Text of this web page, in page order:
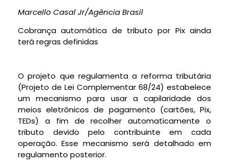
Marcello Casal Jr/Agência Brasil
Cobrança automática de tributo por Pix ainda
terá regras definidas
O projeto que regulamenta a reforma tributária
(Projeto de Lei Complementar 68/24) estabelece
um mecanismo para usar a capilaridade dos
meios eletrônicos de pagamento (cartões, Pix,
TEDs) a fim de recolher automaticamente o
tributo devido pelo contribuinte em cada
operação. Esse mecanismo será detalhado em
regulamento posterior.